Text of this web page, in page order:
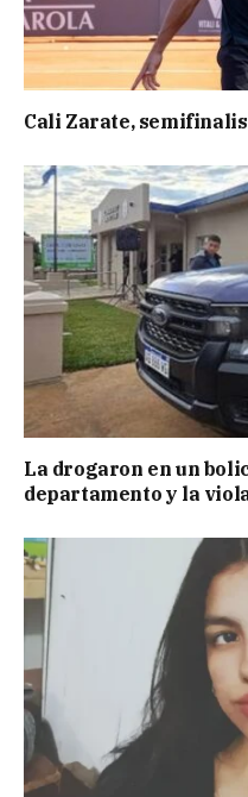
Cali Zarate,
La drogaron en un
departamento y la